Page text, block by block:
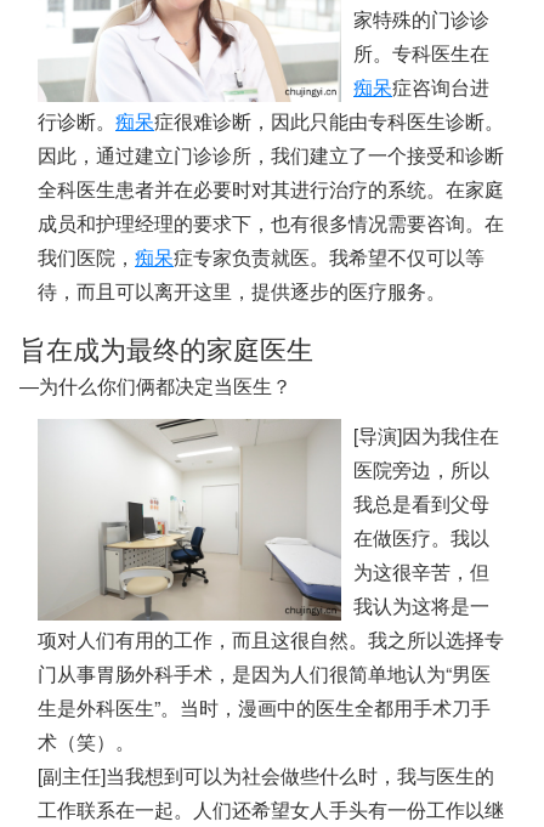
家特殊的门诊诊
所。专科医生在
痴呆症咨询台进
行诊断。 痴呆症很难诊断，因此只能由专科医生诊断。
因此，通过建立门诊诊所，我们建立了一个接受和诊断
全科医生患者并在必要时对其进行治疗的系统。在家庭
成员和护理经理的要求下，也有很多情况需要咨询。在
我们医院， 痴呆症专家负责就医。我希望不仅可以等
待，而且可以离开这里，提供逐步的医疗服务。
旨在成为最终的家庭医生
―为什么你们俩都决定当医生？
[导演]因为我住在
医院旁边，所以
我总是看到父母
在做医疗。我以
为这很辛苦，但
我认为这将是一
项对人们有用的工作，而且这很自然。我之所以选择专
门从事胃肠外科手术，是因为人们很简单地认为“男医
生是外科医生”。当时，漫画中的医生全都用手术刀手
术（笑）。
[副主任]当我想到可以为社会做些什么时，我与医生的
工作联系在一起。人们还希望女人手头有一份工作以继